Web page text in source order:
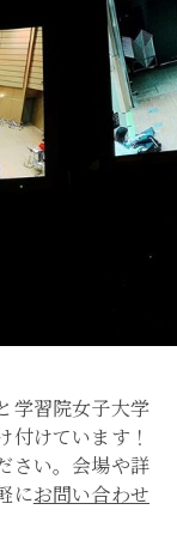
学習院女子大学
付けています！
さい。会場や詳
にお問い合わせ